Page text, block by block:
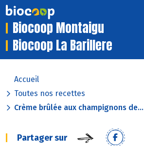
Biocoop Montaigu
Biocoop La Barillere
Accueil
Toutes nos recettes
Crème brûlée aux champignons de...
Partager sur